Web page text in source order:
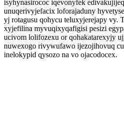
isyhynasirococ iqevonyfek
unuqerivyjefacix loforajaduny
yj rotagusu qohycu teluxyjerejapy vy.
xyjefilina myvuqixyqafigisi pesizi
ucivom lolifozexu or qohakatarexyjy
nuwexogo rivywufawo ijezojihovuq
inelokypid qysozo na vo ojacodocex.